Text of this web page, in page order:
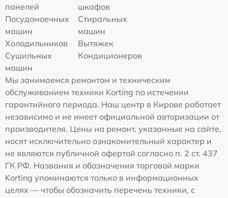
панелей
шкафов
Посудомоечных
машин
Стиральных
машин
Холодильников
Вытяжек
Сушильных
машин
Кондиционеров
Мы занимаемся ремонтом и техническим
обслуживанием техники Korting по истечении
гарантийного периода. Наш центр в Кирове работает
независимо и не имеет официальной авторизации от
производителя. Цены на ремонт, указанные на сайте,
носят исключительно ознакомительный характер и
не являются публичной офертой согласно п. 2 ст. 437
ГК РФ. Названия и обозначения торговой марки
Korting упоминаются только в информационных
целях — чтобы обозначить перечень техники, с